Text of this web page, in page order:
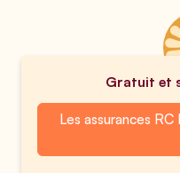
Gratuit et
Les assurances